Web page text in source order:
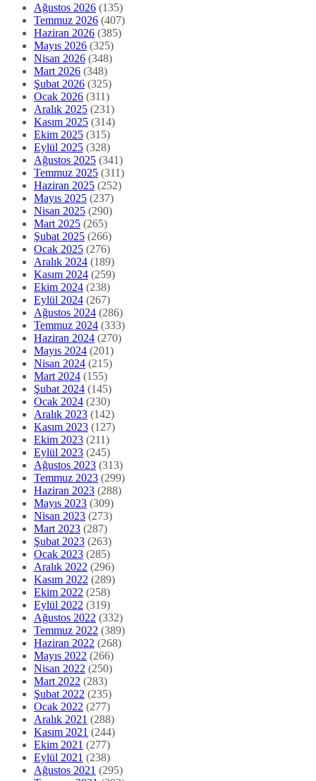
Ağustos 2026 (135)
Temmuz 2026 (407)
Haziran 2026 (385)
Mayıs 2026 (325)
Nisan 2026 (348)
Mart 2026 (348)
Şubat 2026 (325)
Ocak 2026 (311)
Aralık 2025 (231)
Kasım 2025 (314)
Ekim 2025 (315)
Eylül 2025 (328)
Ağustos 2025 (341)
Temmuz 2025 (311)
Haziran 2025 (252)
Mayıs 2025 (237)
Nisan 2025 (290)
Mart 2025 (265)
Şubat 2025 (266)
Ocak 2025 (276)
Aralık 2024 (189)
Kasım 2024 (259)
Ekim 2024 (238)
Eylül 2024 (267)
Ağustos 2024 (286)
Temmuz 2024 (333)
Haziran 2024 (270)
Mayıs 2024 (201)
Nisan 2024 (215)
Mart 2024 (155)
Şubat 2024 (145)
Ocak 2024 (230)
Aralık 2023 (142)
Kasım 2023 (127)
Ekim 2023 (211)
Eylül 2023 (245)
Ağustos 2023 (313)
Temmuz 2023 (299)
Haziran 2023 (288)
Mayıs 2023 (309)
Nisan 2023 (273)
Mart 2023 (287)
Şubat 2023 (263)
Ocak 2023 (285)
Aralık 2022 (296)
Kasım 2022 (289)
Ekim 2022 (258)
Eylül 2022 (319)
Ağustos 2022 (332)
Temmuz 2022 (389)
Haziran 2022 (268)
Mayıs 2022 (266)
Nisan 2022 (250)
Mart 2022 (283)
Şubat 2022 (235)
Ocak 2022 (277)
Aralık 2021 (288)
Kasım 2021 (244)
Ekim 2021 (277)
Eylül 2021 (238)
Ağustos 2021 (295)